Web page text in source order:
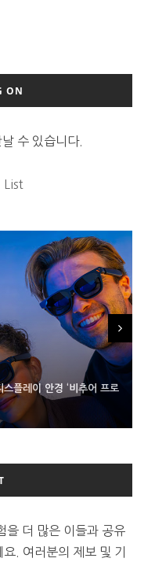
ON
수 있습니다.
List
플레이 안경 ‘비추어 프로
프로세서 패키징 대기 중
준비하는 오픈AI
을 더 많은 이들과 공유
. 여러분의 제보 및 기